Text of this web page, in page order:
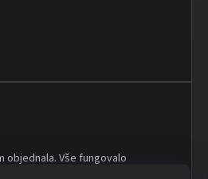
objednala. Vše fungovalo